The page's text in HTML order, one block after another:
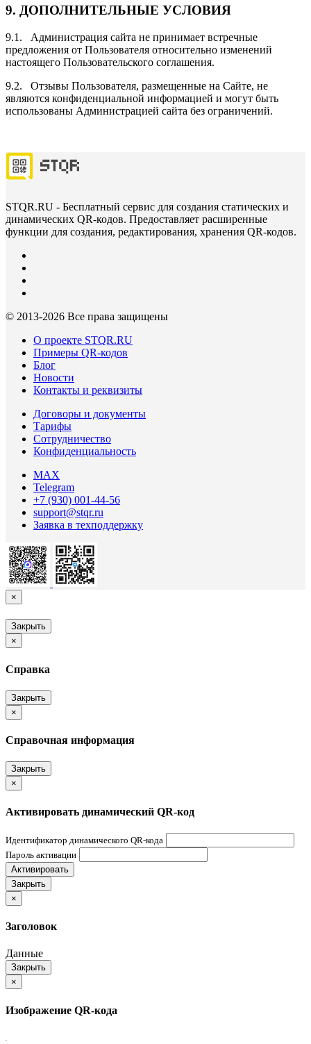
9. ДОПОЛНИТЕЛЬНЫЕ УСЛОВИЯ
9.1. Администрация сайта не принимает встречные
предложения от Пользователя относительно изменений
настоящего Пользовательского соглашения.
9.2. Отзывы Пользователя, размещенные на Сайте, не
являются конфиденциальной информацией и могут быть
использованы Администрацией сайта без ограничений.
STQR.RU - Бесплатный сервис для создания статических и
динамических QR-кодов. Предоставляет расширенные
функции для создания, редактирования, хранения QR-кодов.
© 2013-2026 Все права защищены
О проекте STQR.RU
Примеры QR-кодов
Блог
Новости
Контакты и реквизиты
Договоры и документы
Тарифы
Сотрудничество
Конфиденциальность
MAX
Telegram
+7 (930) 001-44-56
support@stqr.ru
Заявка в техподдержку
×
Закрыть
×
Справка
Закрыть
×
Справочная информация
Закрыть
×
Активировать динамический QR-код
Идентификатор динамического QR-кода
Пароль активации
Активировать
Закрыть
×
Заголовок
Данные
Закрыть
×
Изображение QR-кода